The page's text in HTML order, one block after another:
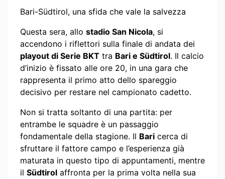
Bari-Südtirol, una sfida che vale la salvezza
Questa sera, allo stadio San Nicola, si
accendono i riflettori sulla finale di andata dei
playout di Serie BKT tra Bari e Südtirol. Il calcio
d’inizio è fissato alle ore 20, in una gara che
rappresenta il primo atto dello spareggio
decisivo per restare nel campionato cadetto.
Non si tratta soltanto di una partita: per
entrambe le squadre è un passaggio
fondamentale della stagione. Il Bari cerca di
sfruttare il fattore campo e l’esperienza già
maturata in questo tipo di appuntamenti, mentre
il Südtirol affronta per la prima volta nella sua